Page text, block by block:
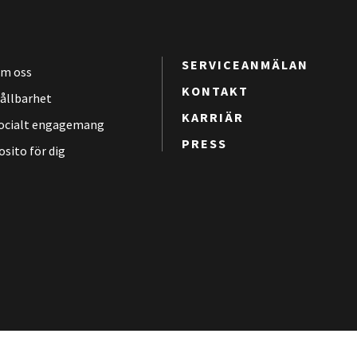
oss
engagemang
för dig
SERVICEANMÄLAN
KONTAKT
KARRIÄR
PRESS